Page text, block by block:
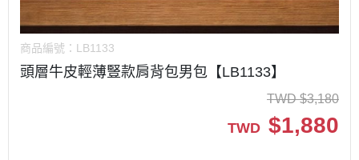
商品編號： LB1133
頭層牛皮輕薄豎款肩背包男包【LB1133】
TWD $3,180
TWD $1,880